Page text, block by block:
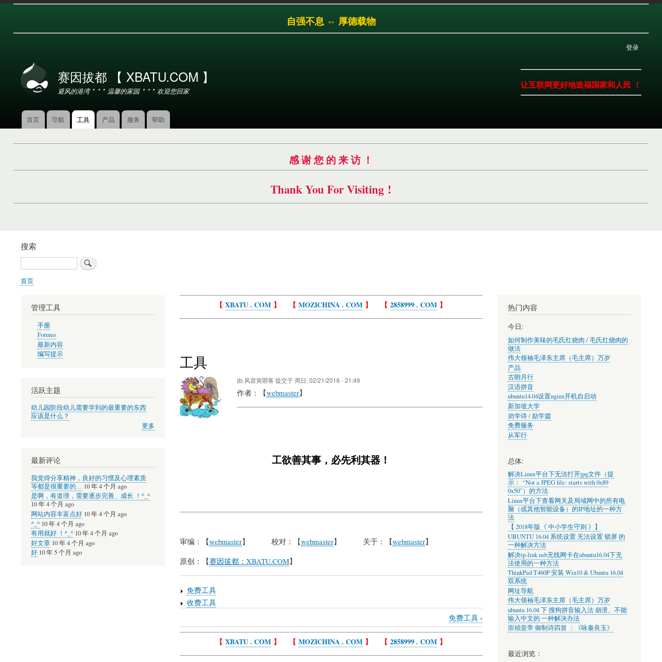
转
到
自强不息 ⇔ 厚德载物
户
登录
赛因拔都 【 XBATU.COM 】
避风的港湾 * * * 温馨的家园 * * * 欢迎您回家
让互联网更好地造福国家和人民 ！
航
首页 导航 工具 产品 服务 帮助
感 谢 您 的 来 访 ！
Thank You For Visiting !
搜索
索
面
首页
【 XBATU . COM 】 【 MOZICHINA . COM 】 【 2858999 . COM 】
工具
由 风雷寅曌客 提交于 周日, 02/21/2016 - 21:49
作者：【webmaster】
工欲善其事，必先利其器！
审编：【webmaster】 校对：【webmaster】 关于：【webmaster】
原创：【赛因拔都：XBATU.COM】
免费工具
收费工具
Book
links
免费工具 ›
【 XBATU . COM 】 【 MOZICHINA . COM 】 【 2858999 . COM 】
管理工具
手册
Forums
最新内容
编写提示
活跃主题
幼儿园阶段幼儿需要学到的最重要的东西
应该是什么？
更多
最新评论
我觉得分享精神，良好的习惯及心理素质
等都是很重要的… 10 年 4 个月 ago
是啊，有道理，需要逐步完善、成长 ！^_^
10 年 4 个月 ago
网站内容丰富点好 10 年 4 个月 ago
^_^ 10 年 4 个月 ago
有用就好 ！^_^ 10 年 4 个月 ago
好文章 10 年 4 个月 ago
好 10 年 5 个月 ago
热门内容
今日:
如何制作美味的毛氏红烧肉 / 毛氏红烧肉的
做法
伟大领袖毛泽东主席（毛主席）万岁
产品
古朗月行
汉语拼音
ubuntu14.04设置nginx开机自启动
新加坡大学
劝学诗 / 励学篇
免费服务
从军行
总体:
解决Linux平台下无法打开jpg文件（提
示： “Not a JPEG file: starts with 0x89
0x50”）的方法
Linux平台下查看网关及局域网中的所有电
脑（或其他智能设备）的IP地址的一种方
法
【 2018年版《 中小学生守则 》】
UBUNTU 16.04 系统设置 无法设置 锁屏 的
一种解决方法
解决tp-link usb无线网卡在ubuntu16.04下无
法使用的一种方法
ThinkPad T460P 安装 Win10 & Ubuntu 16.04
双系统
网址导航
伟大领袖毛泽东主席（毛主席）万岁
ubuntu 16.04 下 搜狗拼音输入法 崩溃、不能
输入中文的 一种解决办法
崇祯皇帝 御制诗四首 ：《咏秦良玉》
最近浏览：